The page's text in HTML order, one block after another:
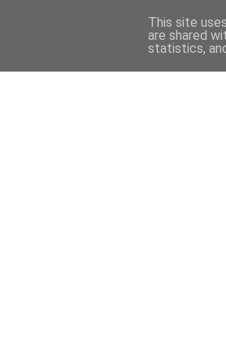
This site
are shared
statistics,